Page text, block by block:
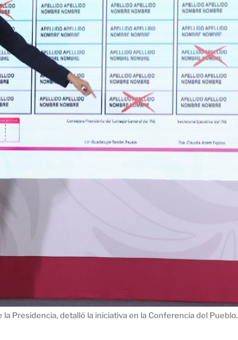
Presidencia, detalló la iniciativa en la Conferencia del Pueblo.